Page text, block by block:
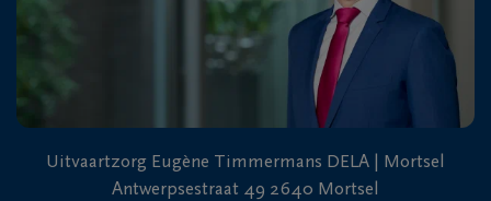
Uitvaartzorg Eugène Timmermans DELA | Mortsel
Antwerpsestraat 49 2640 Mortsel